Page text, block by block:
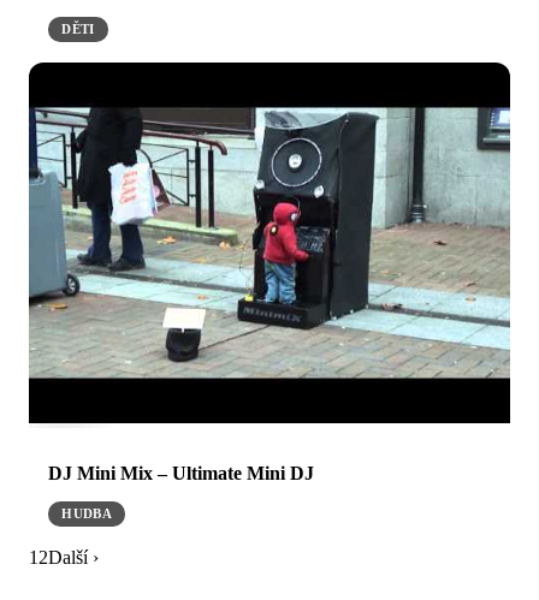
DĚTI
DJ Mini Mix – Ultimate Mini DJ
HUDBA
12Další ›